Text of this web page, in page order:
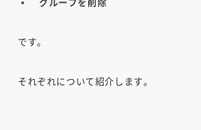
グループを削除
です。
それぞれについて紹介します。